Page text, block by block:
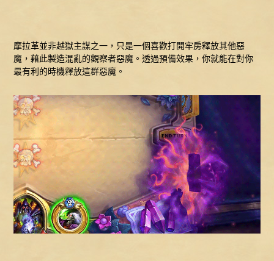
摩拉革並非越獄主謀之一，只是一個喜歡打開牢房釋放其他惡
魔，藉此製造混亂的觀察者惡魔。透過預備效果，你就能在對你
最有利的時機釋放這群惡魔。